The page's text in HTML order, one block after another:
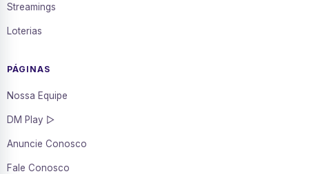
Streamings
Loterias
PÁGINAS
Nossa Equipe
DM Play ▷
Anuncie Conosco
Fale Conosco